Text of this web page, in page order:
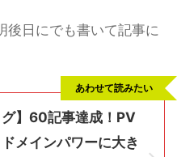
後日にでも書いて記事に
グ】60記事達成！PV
メインパワーに大き
あわせて読みたい